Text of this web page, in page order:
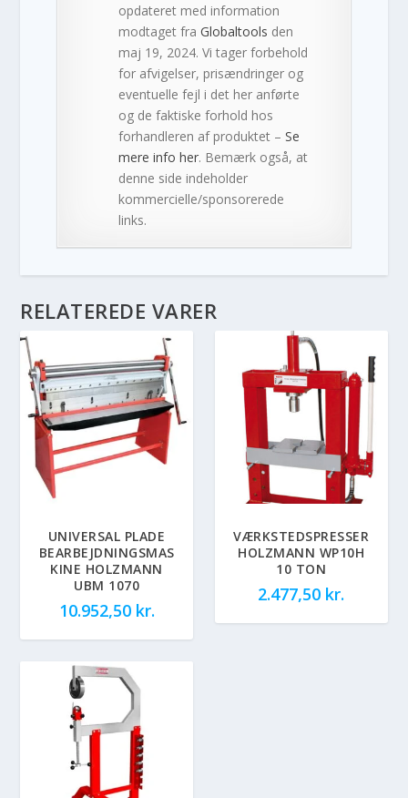
opdateret med information
modtaget fraGlobaltools den
maj 19, 2024. Vi tager forbehold
for afvigelser, prisændringer og
eventuelle fejl i det her anførte
og de faktiske forhold hos
forhandleren af produktet –Se
mere info her. Bemærk også, at
denne side indeholder
kommercielle/sponsorerede
links.
RELATEREDE VARER
UNIVERSAL PLADE
BEARBEJDNINGSMAS
KINE HOLZMANN
UBM 1070
10.952,50 kr.
VÆRKSTEDSPRESSER
HOLZMANN WP10H
10 TON
2.477,50 kr.